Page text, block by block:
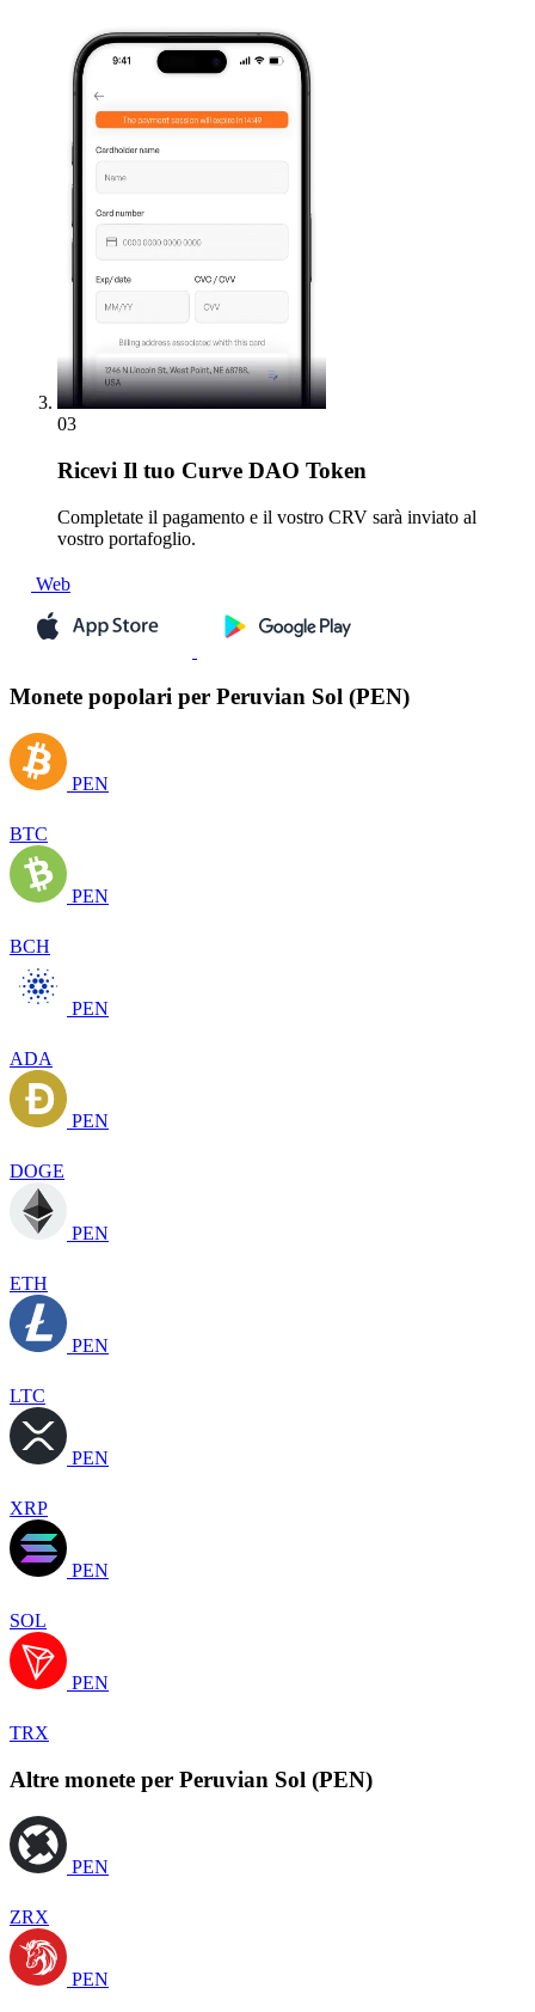
03
Ricevi Il tuo Curve DAO Token
Completate il pagamento e il vostro CRV sarà inviato al
vostro portafoglio.
Web
Monete popolari per Peruvian Sol (PEN)
PEN
BTC
PEN
BCH
PEN
ADA
PEN
DOGE
PEN
ETH
PEN
LTC
PEN
XRP
PEN
SOL
PEN
TRX
Altre monete per Peruvian Sol (PEN)
PEN
ZRX
PEN